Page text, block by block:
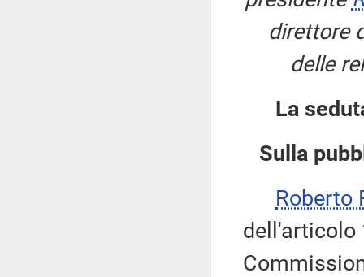
direttore
delle
La
Sulla
Roberto
dell'articolo